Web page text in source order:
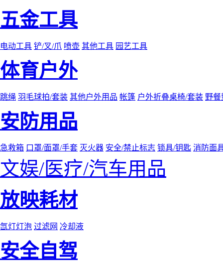
五金工具
电动工具 铲/叉/爪 喷壶 其他工具 园艺工具
体育户外
跳绳 羽毛球拍/套装 其他户外用品 帐篷 户外折叠桌椅/套装 野餐
安防用品
急救箱 口罩/面罩/手套 灭火器 安全/禁止标志 锁具/钥匙 消防面
文娱/医疗/汽车用品
放映耗材
氙灯灯泡 过滤网 冷却液
安全自驾